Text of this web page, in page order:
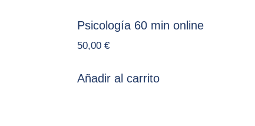
Psicología 60 min online
50,00€
Añadir al carrito